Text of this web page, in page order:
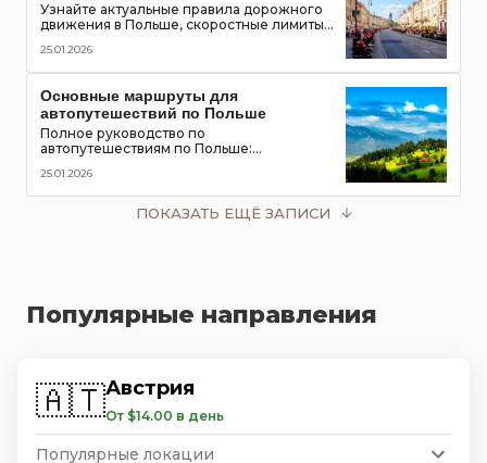
Узнайте актуальные правила дорожного
движения в Польше, скоростные лимиты,
обязательное оборудование в
автомобиле и размеры штрафов для
25.01.2026
Основные маршруты для
автопутешествий по Польше
Полное руководство по
автопутешествиям по Польше:
достопримечательности, замки, горы и
озёра, советы для водителей
25.01.2026
ПОКАЗАТЬ ЕЩЁ ЗАПИСИ
Популярные направления
🇦🇹Австрия
От $14.00 в день
Популярные локации